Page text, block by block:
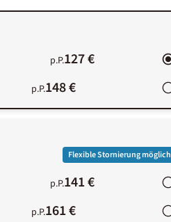
p.P.127 €
p.P.148 €
Flexible Stornierung möglich
p.P.141 €
p.P.161 €